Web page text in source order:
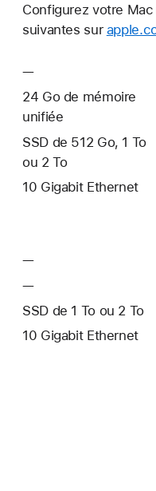
Configurez votre
suivantes sur
—Non
disponible
24 Go de mémoire
unifiée
SSD de 512 Go, 1 To
ou 2 To
10 Gigabit Ethernet
—Non
—Non
disponible
SSD de 1 To ou 2 To
10 Gigabit Ethernet